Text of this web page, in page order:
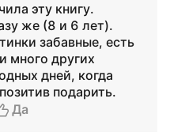
эту книгу.
же (8 и 6 лет).
забавные, есть
много других
дней, когда
подарить.
Да